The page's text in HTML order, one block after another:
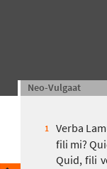
Neo-Vulgaat
1 Verba
fili mi?
Quid, fili